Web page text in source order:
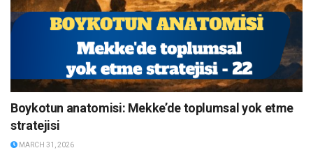
Boykotun anatomisi: Mekke’de toplumsal yok etme
stratejisi
MARCH 31, 2026